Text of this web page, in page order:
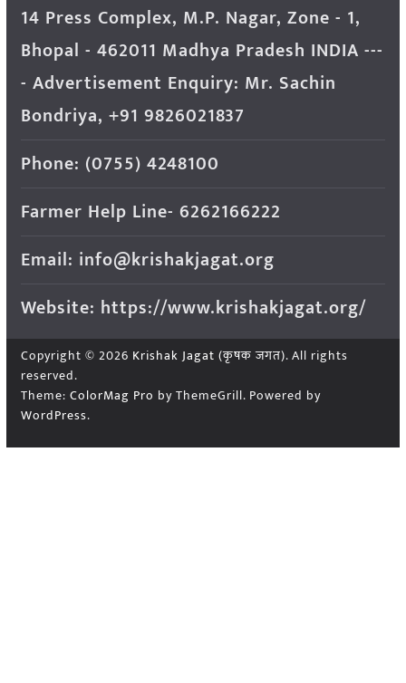
14 Press Complex, M.P. Nagar, Zone - 1,
Bhopal - 462011 Madhya Pradesh INDIA ---
- Advertisement Enquiry: Mr. Sachin
Bondriya, +91 9826021837
Phone: (0755) 4248100
Farmer Help Line- 6262166222
Email: info@krishakjagat.org
Website: https://www.krishakjagat.org/
Copyright © 2026 Krishak Jagat (कृषक जगत). All rights
reserved.
Theme: ColorMag Pro by ThemeGrill. Powered by
WordPress.